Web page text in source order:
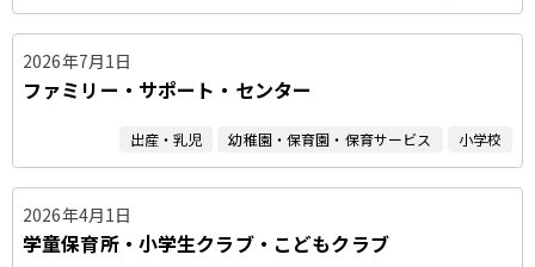
2026年7月1日
ファミリー・サポート・センター
出産・乳児 幼稚園・保育園・保育サービス 小学校
2026年4月1日
学童保育所・小学生クラブ・こどもクラブ